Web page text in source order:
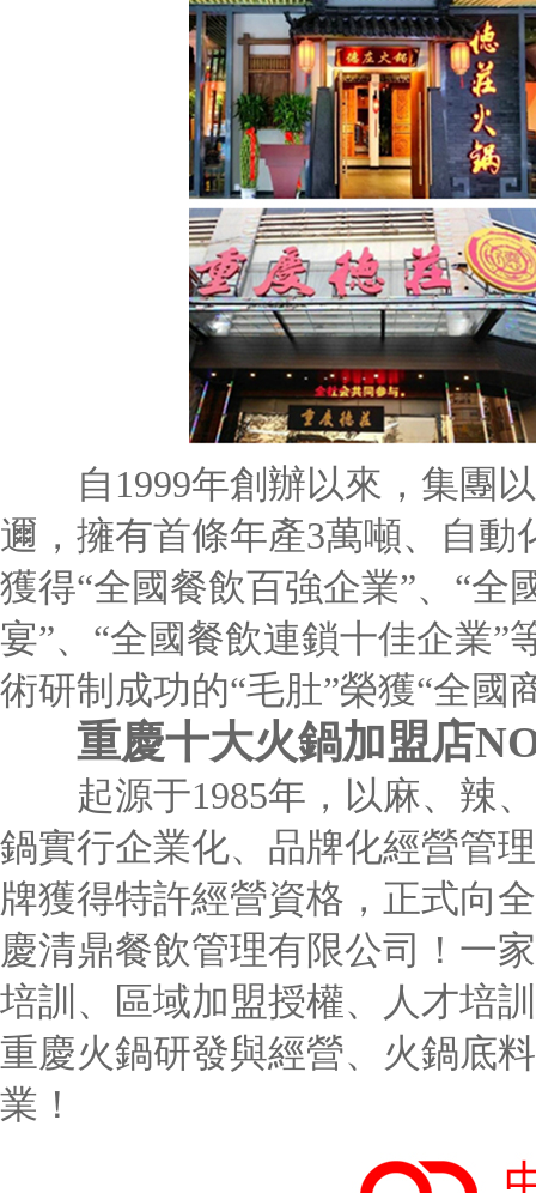
自1999年創辦以來，集團以
邇，擁有首條年產3萬噸、自
獲得“全國餐飲百強企業”、“全
宴”、“全國餐飲連鎖十佳企業
術研制成功的“毛肚”榮獲“全國
重慶十大火鍋加盟店
起源于1985年，以麻、辣、
鍋實行企業化、品牌化經營管
牌獲得特許經營資格，正式向
慶清鼎餐飲管理有限公司！一
培訓、區域加盟授權、人才培
重慶火鍋研發與經營、火鍋底
業！